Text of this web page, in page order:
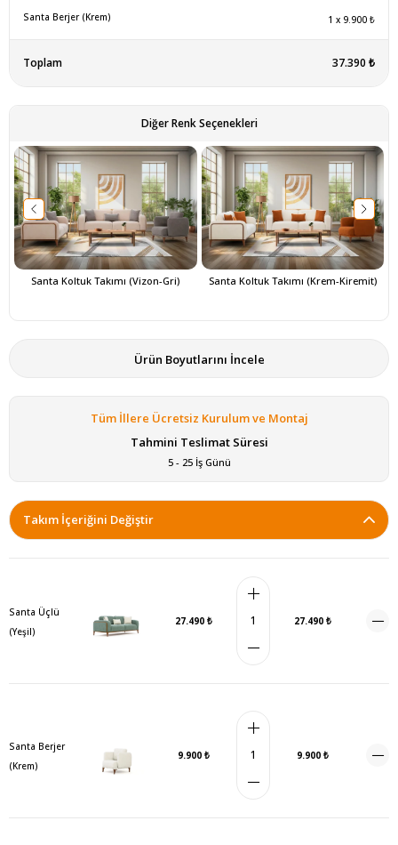
Santa Berjer (Krem) 1 x 9.900 ₺
Toplam 37.390 ₺
Diğer Renk Seçenekleri
Santa Koltuk Takımı (Vizon-Gri) Santa Koltuk Takımı (Krem-Kiremit)
Ürün Boyutlarını İncele
Tüm İllere Ücretsiz Kurulum ve Montaj
Tahmini Teslimat Süresi
5 - 25 İş Günü
Takım İçeriğini Değiştir
Santa Üçlü
(Yeşil)
27.490 ₺ 27.490 ₺
Santa Berjer
(Krem)
9.900 ₺ 9.900 ₺